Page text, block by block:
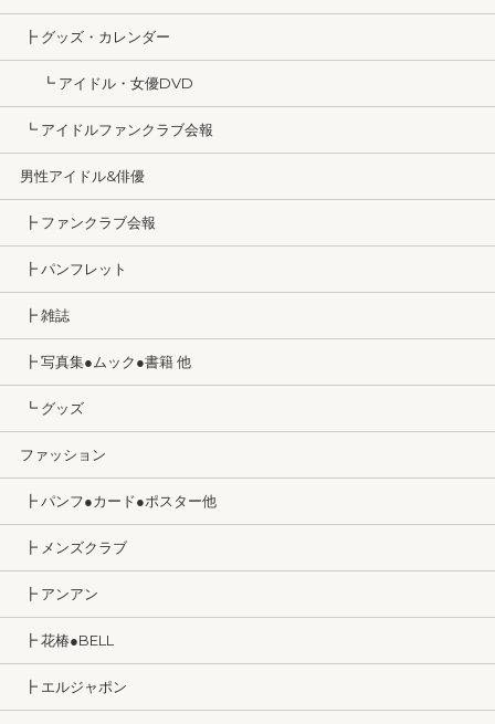
┣ グッズ・カレンダー
┗ アイドル・女優DVD
┗ アイドルファンクラブ会報
男性アイドル&俳優
┣ ファンクラブ会報
┣ パンフレット
┣ 雑誌
┣ 写真集●ムック●書籍 他
┗ グッズ
ファッション
┣ パンフ●カード●ポスター他
┣ メンズクラブ
┣ アンアン
┣ 花椿●BELL
┣ エルジャポン